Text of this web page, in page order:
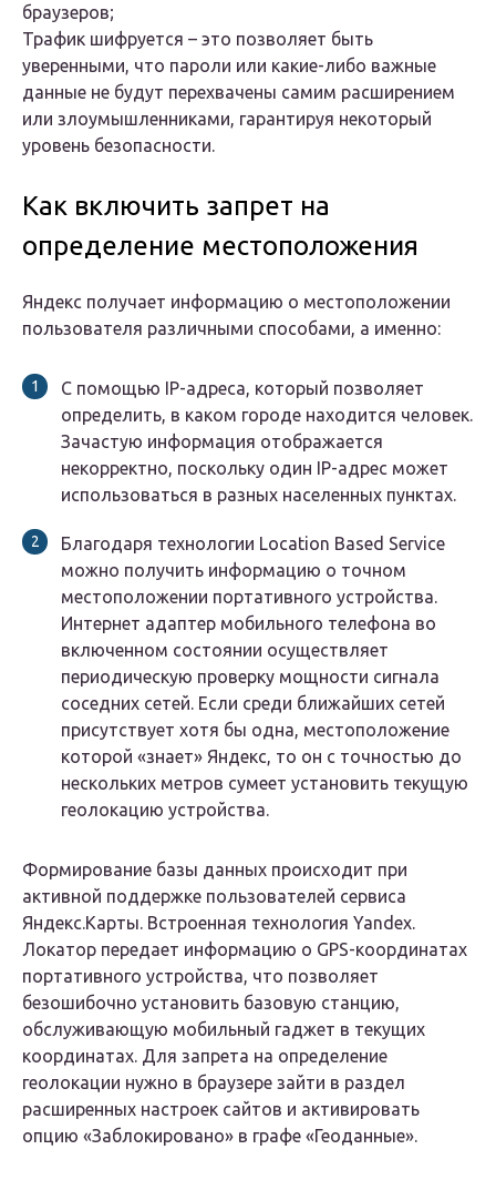
браузеров;
Трафик шифруется – это позволяет быть
уверенными, что пароли или какие-либо важные
данные не будут перехвачены самим расширением
или злоумышленниками, гарантируя некоторый
уровень безопасности.
Как включить запрет на
определение местоположения
Яндекс получает информацию о местоположении
пользователя различными способами, а именно:
С помощью IP-адреса, который позволяет
определить, в каком городе находится человек.
Зачастую информация отображается
некорректно, поскольку один IP-адрес может
использоваться в разных населенных пунктах.
Благодаря технологии Location Based Service
можно получить информацию о точном
местоположении портативного устройства.
Интернет адаптер мобильного телефона во
включенном состоянии осуществляет
периодическую проверку мощности сигнала
соседних сетей. Если среди ближайших сетей
присутствует хотя бы одна, местоположение
которой «знает» Яндекс, то он с точностью до
нескольких метров сумеет установить текущую
геолокацию устройства.
Формирование базы данных происходит при
активной поддержке пользователей сервиса
Яндекс.Карты. Встроенная технология Yandex.
Локатор передает информацию о GPS-координатах
портативного устройства, что позволяет
безошибочно установить базовую станцию,
обслуживающую мобильный гаджет в текущих
координатах. Для запрета на определение
геолокации нужно в браузере зайти в раздел
расширенных настроек сайтов и активировать
опцию «Заблокировано» в графе «Геоданные».